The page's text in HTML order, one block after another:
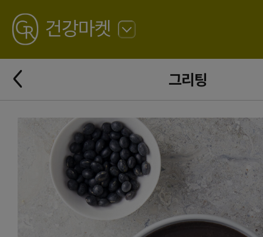
GREATING
건강마켓
로
그리팅
뒤
로
가